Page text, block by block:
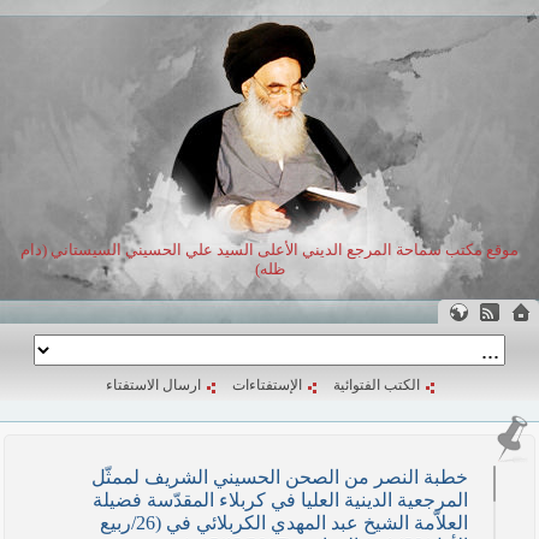
موقع مكتب سماحة المرجع الديني الأعلى السيد علي الحسيني السيستاني (دام
ظله)
الكتب الفتوائية الإستفتاءات ارسال الاستفتاء
خطبة النصر من الصحن الحسيني الشريف لممثّل
المرجعية الدينية العليا في كربلاء المقدّسة فضيلة
العلاّمة الشيخ عبد المهدي الكربلائي في (26/ربيع